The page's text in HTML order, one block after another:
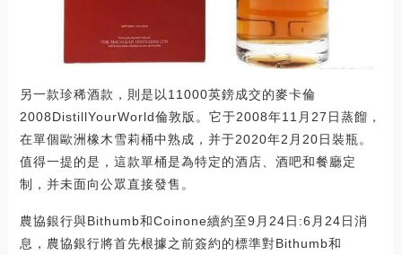
另一款珍稀酒款，則是以11000英鎊成交的麥卡倫
2008DistillYourWorld倫敦版。它于2008年11月27日蒸餾，
在單個歐洲橡木雪莉桶中熟成，并于2020年2月20日裝瓶。
值得一提的是，這款單桶是為特定的酒店、酒吧和餐廳定
制，并未面向公眾直接發售。
農協銀行與Bithumb和Coinone續約至9月24日:6月24日消
息，農協銀行將首先根據之前簽約的標準對Bithumb和